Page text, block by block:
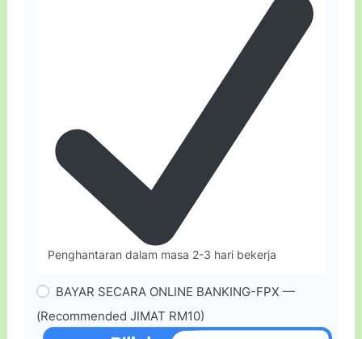
Penghantaran dalam masa 2-3 hari bekerja
BAYAR SECARA ONLINE BANKING-FPX —
(Recommended JIMAT RM10)